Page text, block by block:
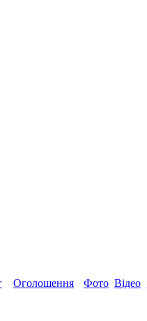
Оголошення Фото Відео